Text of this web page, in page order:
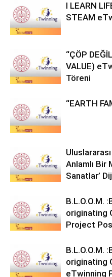
I LEARN
STEAM
“ÇÖP
VALUE)
Töreni
“EARTH
Anlamlı Bir
Sanatlar’
B.L.O.O.M.
originating
Project
B.L.O.O.M.
originating
eTwinning